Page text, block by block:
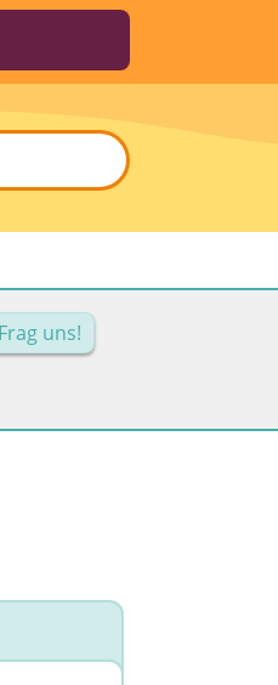
Frag uns!